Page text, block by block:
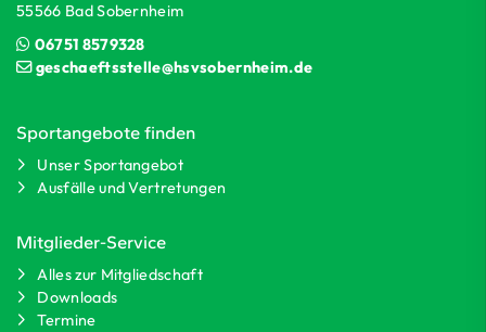
55566 Bad Sobernheim
06751 8579328
geschaeftsstelle@hsvsobernheim.de
Sportangebote finden
Unser Sportangebot
Ausfälle und Vertretungen
Mitglieder-Service
Alles zur Mitgliedschaft
Downloads
Termine